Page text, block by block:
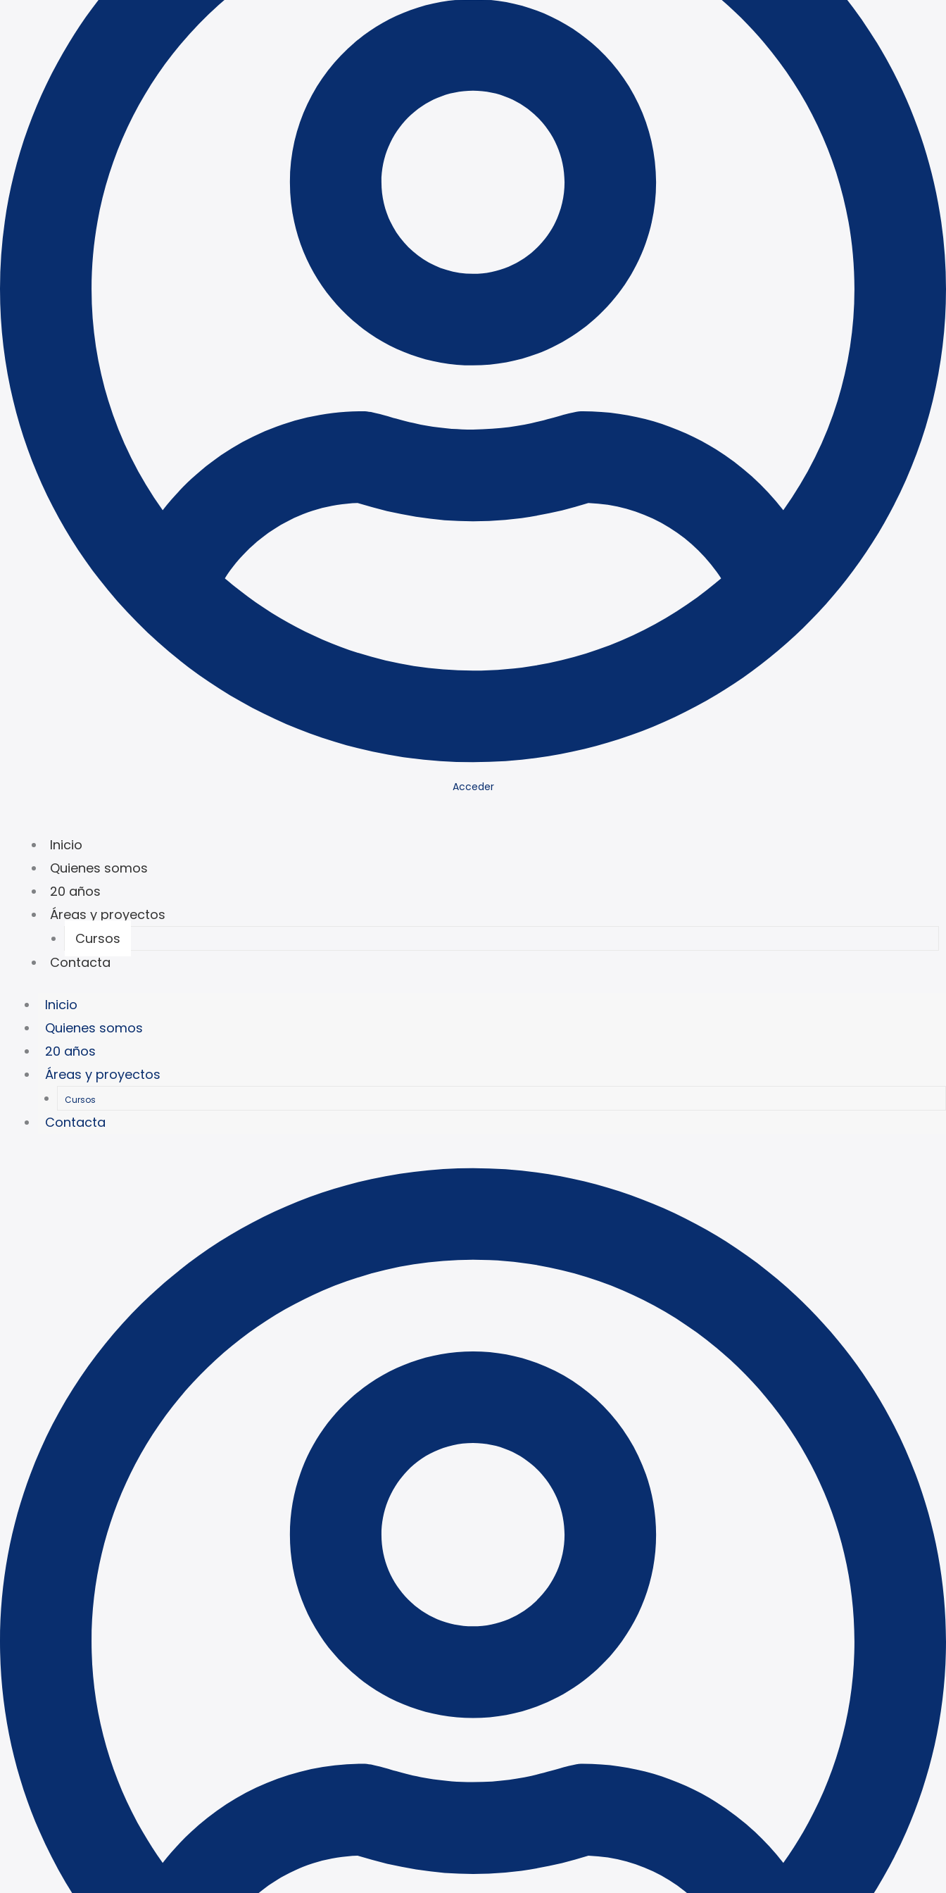
Acceder
Inicio
Quienes somos
20 años
Áreas y proyectos
Cursos
Contacta
Inicio
Quienes somos
20 años
Áreas y proyectos
Cursos
Contacta